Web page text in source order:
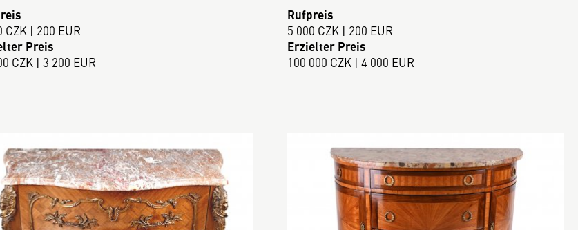
CZK | 200 EUR
Preis
CZK | 3 200 EUR
Rufpreis
5 000 CZK | 200 EUR
Erzielter Preis
100 000 CZK | 4 000 EUR